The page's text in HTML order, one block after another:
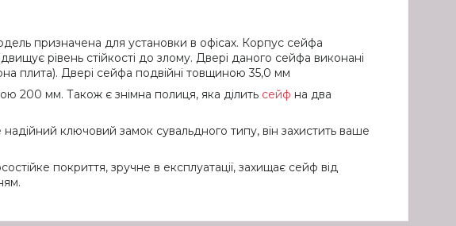
призначена для установки в офісах. Корпус сейфа
рівень стійкості до злому. Двері даного сейфа виконані
плита). Двері сейфа подвійні товщиною 35,0 мм
200 мм. Також є знімна полиця, яка ділить сейф на два
ключовий замок сувальдного типу, він захистить ваше
покриття, зручне в експлуатації, захищає сейф від